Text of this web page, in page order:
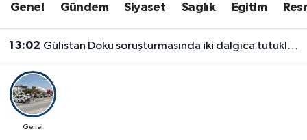
Genel Gündem Siyaset Sağlık Eğitim
13:02 Gülistan Doku soruşturmasında iki dalgıca tutuklama
Genel
İğdir Namaz Vakitleri
Iğdır Trafik Yoğunluk Haritası
Süper Lig Puan Durumu ve Fikstür